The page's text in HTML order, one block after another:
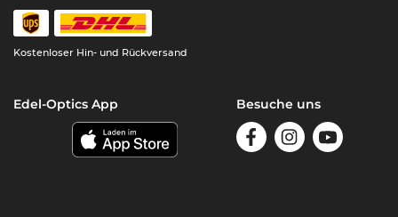
Kostenloser Hin- und Rückversand
Edel-Optics App Besuche uns